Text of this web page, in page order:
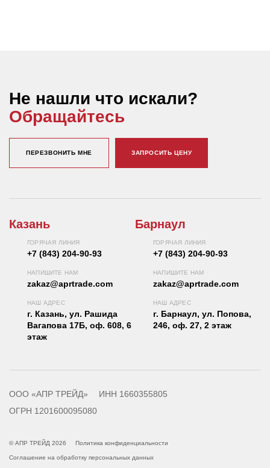
Не нашли что искали?
Обращайтесь
ПЕРЕЗВОНИТЬ МНЕ ЗАПРОСИТЬ ЦЕНУ
Казань
ГОРЯЧАЯ ЛИНИЯ
+7 (843) 204-90-93
НАПИШИТЕ НАМ
zakaz@aprtrade.com
НАШ АДРЕС
г. Казань, ул. Рашида
Вагапова 17Б, оф. 608, 6
этаж
Барнаул
ГОРЯЧАЯ ЛИНИЯ
+7 (843) 204-90-93
НАПИШИТЕ НАМ
zakaz@aprtrade.com
НАШ АДРЕС
г. Барнаул, ул. Попова,
246, оф. 27, 2 этаж
ООО «АПР ТРЕЙД»
ИНН 1660355805
ОГРН 1201600095080
© АПР ТРЕЙД 2026 Политика конфиденциальности
Соглашение на обработку персональных данных